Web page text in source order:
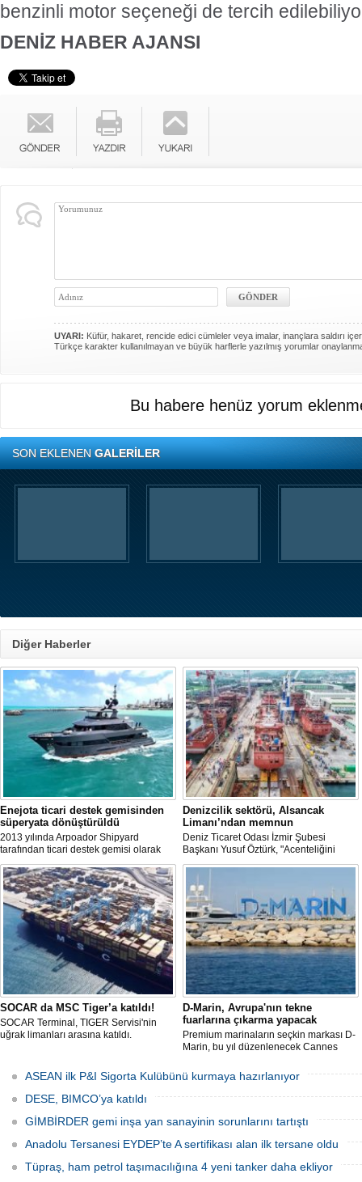
benzinli motor seçeneği de tercih
DENİZ HABER AJANSI
UYARI: Küfür, hakaret, rencide edici cümleler veya imalar, inançlara saldırı
Türkçe karakter kullanılmayan ve büyük harflerle yazılmış yorumlar
Bu habere henüz yorum
SON EKLENENGALERİLER
Diğer Haberler
Enejota ticari destek gemisinden
süperyata dönüştürüldü
2013 yılında Arpoador Shipyard
tarafından ticari destek gemisi olarak
inşa edilen Enejota explorer süperyata
dönüştürülerek sahibine teslim edildi.
Denizcilik sektörü, Alsancak
Limanı’ndan memnun
Deniz Ticaret Odası İzmir Şubesi
Başkanı Yusuf Öztürk, "Acenteliğini
yaptığımız gemi sayesinde süreci
baştan sona takip etme fırsatı buldum.
İlk günden itibaren hizmet anlayışındaki
değişimi hissettik. Operasyonlar çok
hızlı şekilde tamamlandı" dedi
SOCAR da MSC Tiger’a katıldı!
SOCAR Terminal, TIGER Servisi'nin
uğrak limanları arasına katıldı.
D-Marin, Avrupa'nın tekne
fuarlarına çıkarma yapacak
Premium marinaların seçkin markası D-
Marin, bu yıl düzenlenecek Cannes
Uluslararası Tekne Fuarı'nda
ziyaretçileriyle yeniden buluşmaya
hazırlanıyor.
ASEAN ilk P&I Sigorta Kulübünü kurmaya hazırlanıyor
DESE, BIMCO’ya katıldı
GİMBİRDER gemi inşa yan sanayinin sorunlarını tartıştı
Anadolu Tersanesi EYDEP’te A sertifikası alan ilk tersane oldu
Tüpraş, ham petrol taşımacılığına 4 yeni tanker daha ekliyor